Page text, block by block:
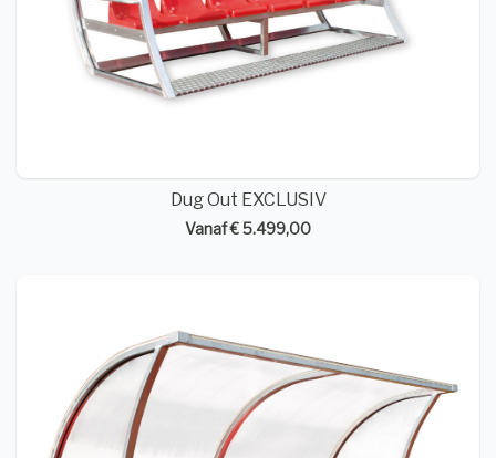
Dug Out EXCLUSIV
Vanaf € 5.499,00